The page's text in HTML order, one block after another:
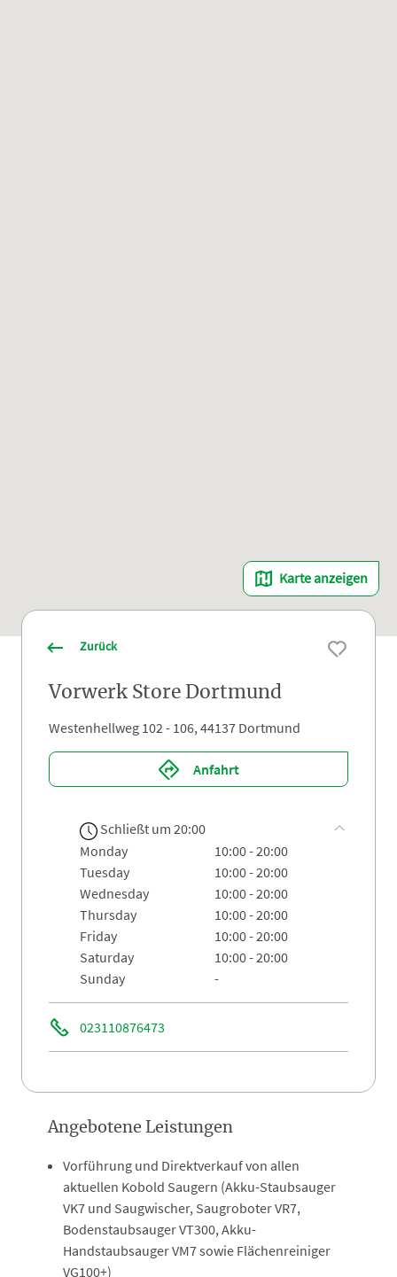
Karte anzeigen
Zurück
Vorwerk Store Dortmund
Westenhellweg 102 - 106, 44137 Dortmund
Anfahrt
Schließt um 20:00
monday
10:00 - 20:00
tuesday
10:00 - 20:00
wednesday
10:00 - 20:00
thursday
10:00 - 20:00
friday
10:00 - 20:00
saturday
10:00 - 20:00
sunday
-
023110876473
Angebotene Leistungen
Vorführung und Direktverkauf von allen
aktuellen Kobold Saugern (Akku-Staubsauger
VK7 und Saugwischer, Saugroboter VR7,
Bodenstaubsauger VT300, Akku-
Handstaubsauger VM7 sowie Flächenreiniger
VG100+)